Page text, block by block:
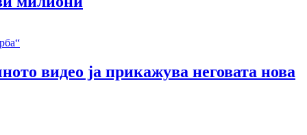
видео ја прикажува неговата нова